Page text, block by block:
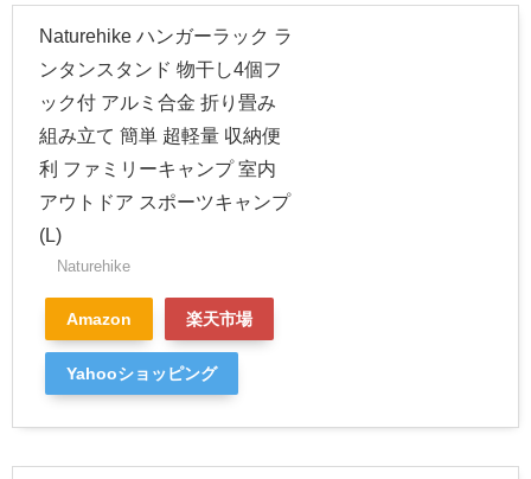
Naturehike ハンガーラック ラ
ンタンスタンド 物干し4個フ
ック付 アルミ合金 折り畳み
組み立て 簡単 超軽量 収納便
利 ファミリーキャンプ 室内
アウトドア スポーツキャンプ
(L)
Naturehike
Amazon 楽天市場
Yahooショッピング